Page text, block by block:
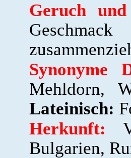
Geruch
Synonyme
Mehldorn,
Lateinisch:
Herkunft:
Bulgarien,